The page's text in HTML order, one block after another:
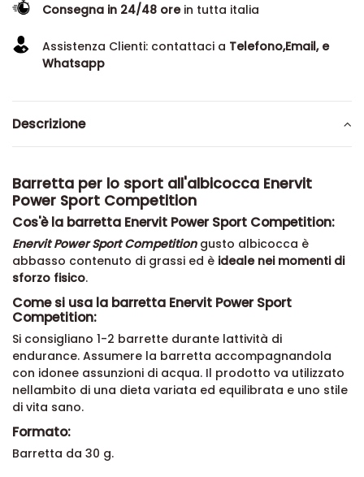
Consegna in 24/48 orein tutta italia
Assistenza Clienti: contattaci a Telefono,Email, e
Whatsapp
Descrizione
Barretta per lo sport all'albicocca Enervit
Power Sport Competition
Cos'è la barretta Enervit Power Sport Competition:
Enervit Power Sport Competitiongusto albicocca è
abbasso contenuto di grassi ed è ideale nei momenti di
sforzo fisico.
Come si usa la barretta Enervit Power Sport
Competition:
Si consigliano 1-2 barrette durante lattività di
endurance. Assumere la barretta accompagnandola
con idonee assunzioni di acqua. Il prodotto va utilizzato
nellambito di una dieta variata ed equilibrata e uno stile
di vita sano.
Formato:
Barretta da 30 g.